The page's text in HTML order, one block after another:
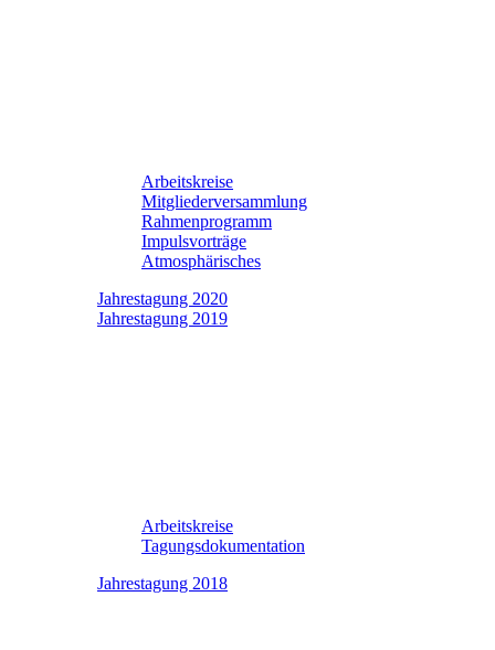
Arbeitskreise
Mitgliederversammlung
Rahmenprogramm
Impulsvorträge
Atmosphärisches
Jahrestagung 2020
Jahrestagung 2019
Arbeitskreise
Tagungsdokumentation
Jahrestagung 2018